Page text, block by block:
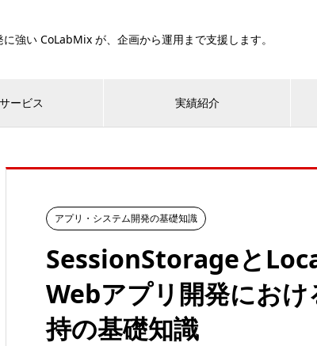
強い CoLabMix が、企画から運用まで支援します。
ービス 実績紹介
アプリ・システム開発の基礎知識
SessionStorageと
Webアプリ開発にお
持の基礎知識